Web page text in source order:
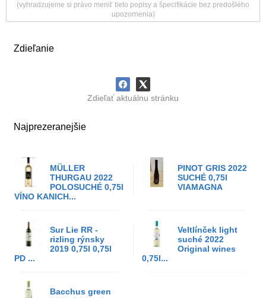
Zdieľanie
Zdieľať aktuálnu stránku
Najprezeranejšie
MÜLLER
THURGAU 2022
POLOSUCHÉ 0,75l
VÍNO KANICH...
PINOT GRIS 2022
SUCHÉ 0,75l
VIAMAGNA
Sur Lie RR -
rizling rýnsky
2019 0,75l 0,75l
PD ...
Veltlínček light
suché 2022
Original wines
0,75l...
Bacchus green
(vyhradzujeme si právo meniť tieto popisy a špecifikácie bez predošlého
upozornenia)